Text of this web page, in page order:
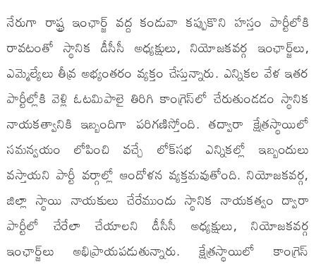
నేరుగా రాష్ట్ర ఇంఛార్జ్ వద్ద కండువా కప్పుకొని హస్తం పార్టీలోకి
రావటంతో స్థానిక డీసీసీ అధ్యక్షులు, నియోజకవర్గ ఇంఛార్జ్‌లు,
ఎమ్మెల్యేలు తీవ్ర అభ్యంతరం వ్యక్తం చేస్తున్నారు. ఎన్నికల వేళ ఇతర
పార్టీల్లోకి వెళ్లి ఓటమిపాలై తిరిగి కాంగ్రెస్‌లో చేరుతుండడం స్థానిక
నాయకత్వానికి ఇబ్బందిగా పరిగణిస్తోంది. తద్వారా క్షేత్రస్థాయిలో
సమన్వయం లోపించి వచ్చే లోక్‌సభ ఎన్నికల్లో ఇబ్బందులు
వస్తాయని పార్టీ వర్గాల్లో ఆందోళన వ్యక్తమవుతోంది. నియోజకవర్గ,
జిల్లా స్థాయి నాయకులు చేరేముందు స్థానిక నాయకత్వం ద్వారా
పార్టీలో చేరేలా చేయాలని డీసీసీ అధ్యక్షులు, నియోజకవర్గ
ఇంఛార్జ్‌లు అభిప్రాయపడుతున్నారు. క్షేత్రస్థాయిలో కాంగ్రెస్‌